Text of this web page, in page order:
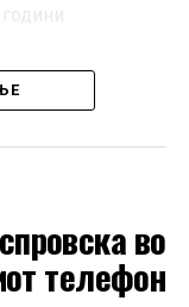
пат на
однесување на
реалност.
интерес на
во хартии од
која добива
финансиски
во
телефон